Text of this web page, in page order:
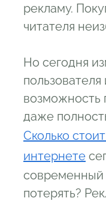
рекламу.
читателя
Но сегодня
возможность
даже
Сколько
интернете
современный
потерять?